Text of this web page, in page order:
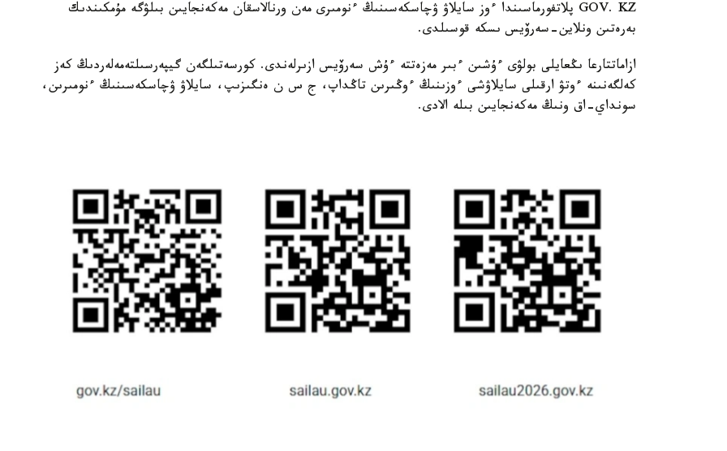
GOV. KZ پلاتفورماسىندا ءوز سايلاۋ ۋچاسكەسىنىڭ ءنومىرى مەن ورنالاسقان مەكەنجايىن بىلۋگە مۇمكىندىك
بەرەتىن ونلاين-سەرۆيس ىسكە قوسىلدى.
ازاماتتارعا ىڭعايلى بولۋى ءۇشىن ءبىر مەزەتتە ءۇش سەرۆيس ازىرلەندى. كورسەتىلگەن گيپەرسىلتەمەلەردىڭ كەز
كەلگەنىنە ءوتۋ ارقىلى سايلاۋشى ءوزىنىڭ ءوڭىرىن تاڭداپ، ج س ن ەنگىزىپ، سايلاۋ ۋچاسكەسىنىڭ ءنومىرىن،
سونداي-اق ونىڭ مەكەنجايىن بىلە الادى.